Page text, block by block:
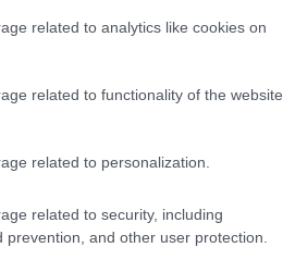
related to analytics like cookies on
related to functionality of the website
related to personalization.
related to security, including
and other user protection.